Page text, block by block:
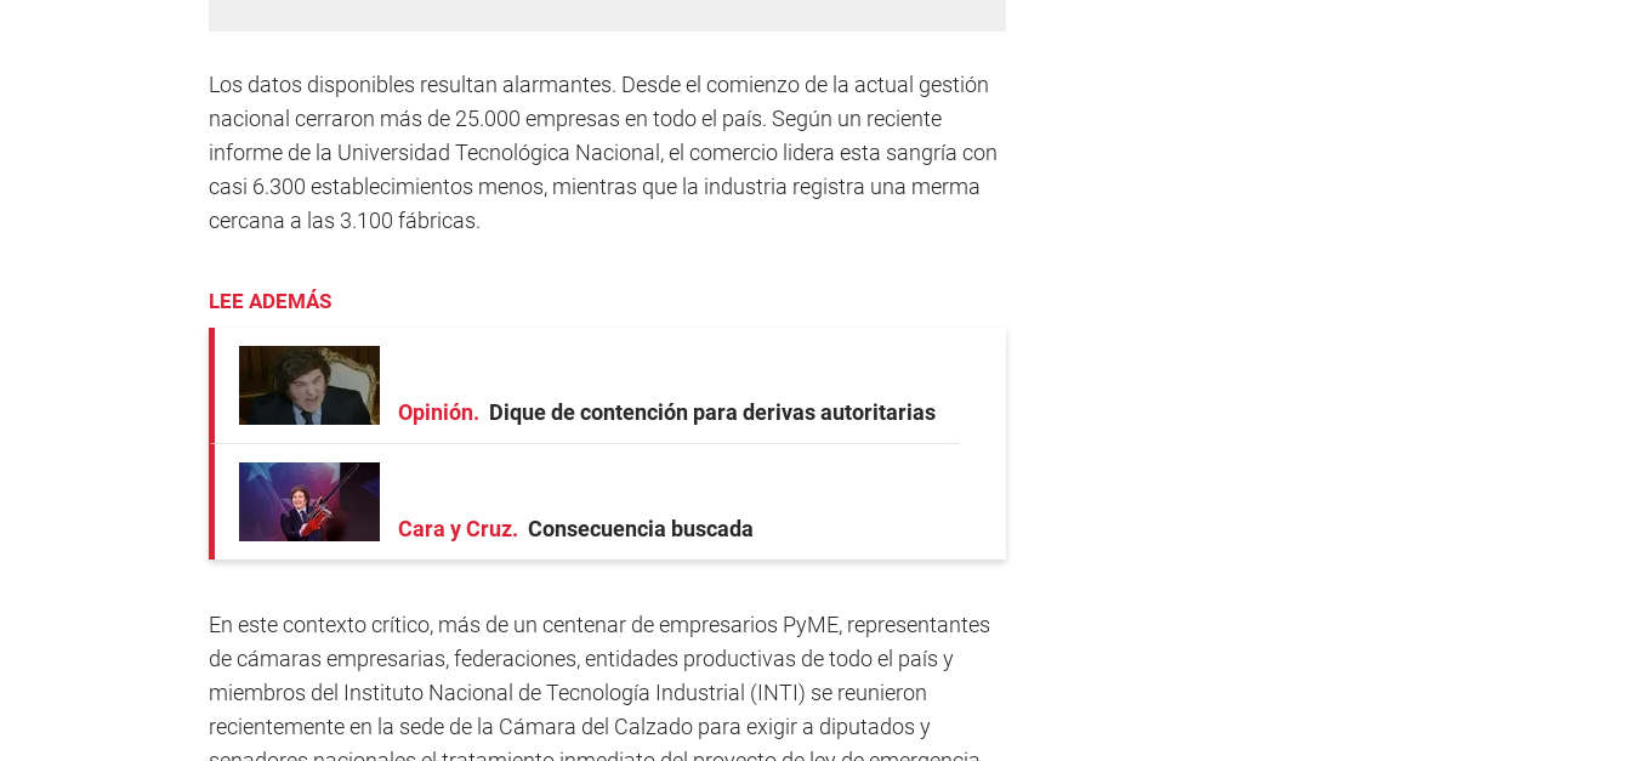
Los datos disponibles resultan alarmantes. Desde el comienzo de la actual gestión
nacional cerraron más de 25.000 empresas en todo el país. Según un reciente
informe de la Universidad Tecnológica Nacional, el comercio lidera esta sangría con
casi 6.300 establecimientos menos, mientras que la industria registra una merma
cercana a las 3.100 fábricas.
LEE ADEMÁS
Opinión Dique de contención para derivas autoritarias
Cara y Cruz Consecuencia buscada
En este contexto crítico, más de un centenar de empresarios PyME, representantes
de cámaras empresarias, federaciones, entidades productivas de todo el país y
miembros del Instituto Nacional de Tecnología Industrial (INTI) se reunieron
recientemente en la sede de la Cámara del Calzado para exigir a diputados y